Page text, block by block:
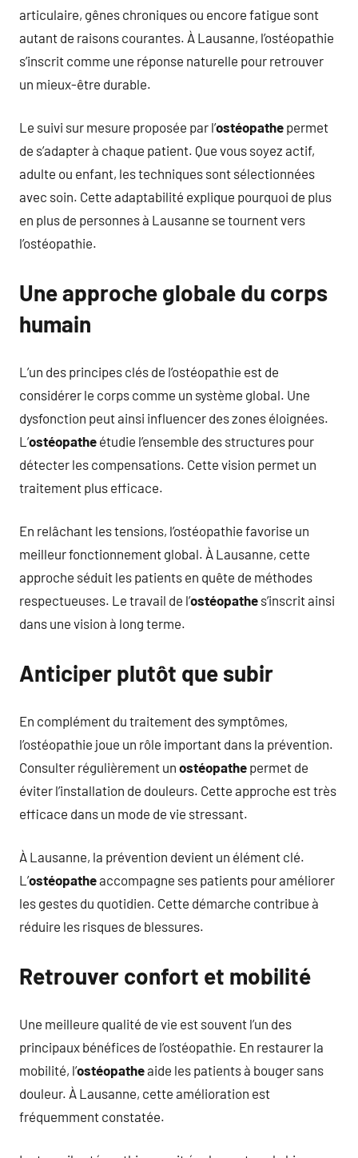
articulaire, gênes chroniques ou encore fatigue sont
autant de raisons courantes. À Lausanne, l’ostéopathie
s’inscrit comme une réponse naturelle pour retrouver
un mieux-être durable.
Le suivi sur mesure proposée par l’ostéopathe permet
de s’adapter à chaque patient. Que vous soyez actif,
adulte ou enfant, les techniques sont sélectionnées
avec soin. Cette adaptabilité explique pourquoi de plus
en plus de personnes à Lausanne se tournent vers
l’ostéopathie.
Une approche globale du corps
humain
L’un des principes clés de l’ostéopathie est de
considérer le corps comme un système global. Une
dysfonction peut ainsi influencer des zones éloignées.
L’ostéopathe étudie l’ensemble des structures pour
détecter les compensations. Cette vision permet un
traitement plus efficace.
En relâchant les tensions, l’ostéopathie favorise un
meilleur fonctionnement global. À Lausanne, cette
approche séduit les patients en quête de méthodes
respectueuses. Le travail de l’ostéopathe s’inscrit ainsi
dans une vision à long terme.
Anticiper plutôt que subir
En complément du traitement des symptômes,
l’ostéopathie joue un rôle important dans la prévention.
Consulter régulièrement un ostéopathe permet de
éviter l’installation de douleurs. Cette approche est très
efficace dans un mode de vie stressant.
À Lausanne, la prévention devient un élément clé.
L’ostéopatheaccompagne ses patients pour améliorer
les gestes du quotidien. Cette démarche contribue à
réduire les risques de blessures.
Retrouver confort et mobilité
Une meilleure qualité de vie est souvent l’un des
principaux bénéfices de l’ostéopathie. En restaurer la
mobilité, l’ostéopatheaide les patients à bouger sans
douleur. À Lausanne, cette amélioration est
fréquemment constatée.